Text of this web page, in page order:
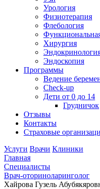
Урология
Физиотерапия
Флебология
Хирургия
Эндоскопия
Программы
Ведение
Check-up
Дети от 0 до 14
Грудничок
Отзывы
Контакты
Страховые
Услуги Врачи Клиники
Главная
Специалисты
Врач-оториноларинголог
Хайрова Гузель